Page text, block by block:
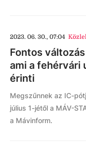
2023. 06. 30., 07:04
Fontos
ami a fehérvári
érinti
Megszűnnek az IC-
július 1-jétől a MÁV-
a Mávinform.